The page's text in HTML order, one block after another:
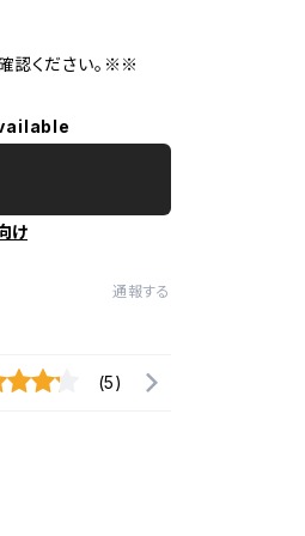
認ください。※※
け
通報する
(5)